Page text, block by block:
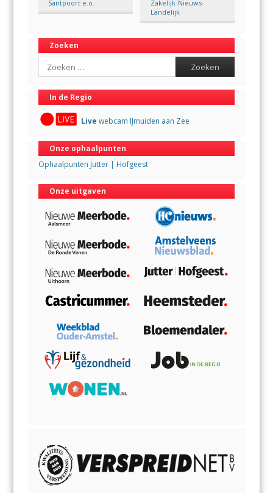
Santpoort e.o.
Zakelijk-Nieuws-
Landelijk
Zoeken
Search
In de Regio
Live webcam IJmuiden aan Zee
Onze ophaalpunten
Ophaalpunten Jutter | Hofgeest
Onze uitgaven